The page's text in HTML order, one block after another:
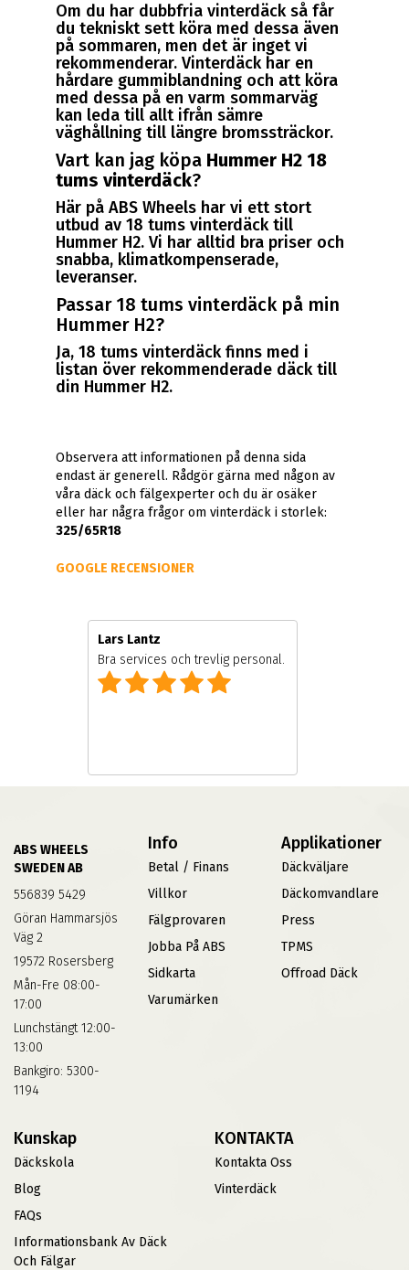
Om du har dubbfria vinterdäck så får
du tekniskt sett köra med dessa även
på sommaren, men det är inget vi
rekommenderar. Vinterdäck har en
hårdare gummiblandning och att köra
med dessa på en varm sommarväg
kan leda till allt ifrån sämre
väghållning till längre bromssträckor.
Vart kan jag köpa Hummer H2 18
tums vinterdäck?
Här på ABS Wheels har vi ett stort
utbud av 18 tums vinterdäck till
Hummer H2. Vi har alltid bra priser och
snabba, klimatkompenserade,
leveranser.
Passar 18 tums vinterdäck på min
Hummer H2?
Ja, 18 tums vinterdäck finns med i
listan över rekommenderade däck till
din Hummer H2.
Observera att informationen på denna sida
endast är generell. Rådgör gärna med någon av
våra däck och fälgexperter och du är osäker
eller har några frågor om vinterdäck i storlek:
325/65R18
GOOGLE RECENSIONER
Lars Lantz
Bra services och trevlig personal.
ABS WHEELS
SWEDEN AB
556839 5429
Göran Hammarsjös
Väg 2
19572 Rosersberg
Mån-Fre 08:00-
17:00
Lunchstängt 12:00-
13:00
Bankgiro: 5300-
1194
Info
Betal / Finans
Villkor
Fälgprovaren
Jobba På ABS
Sidkarta
Varumärken
Applikationer
Däckväljare
Däckomvandlare
Press
TPMS
Offroad Däck
Kunskap
Däckskola
Blog
FAQs
Informationsbank Av Däck
Och Fälgar
KONTAKTA
Kontakta Oss
Vinterdäck